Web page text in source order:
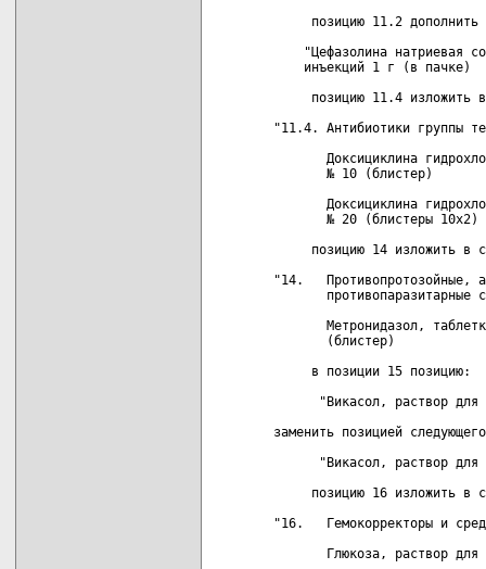
позицию 11.2 дополнить
"Цефазолина натриевая
    инъекций 1 г (в пачке)
позицию 11.4 изложить
"11.4. Антибиотики группы
Доксициклина
       № 10 (блистер)
Доксициклина
№ 20 (блистеры 10х2)
позицию 14 изложить в
"14.   Противопротозойные,
противопаразитарные
Метронидазол,
       (блистер)
     в позиции 15 позицию:
"Викасол, раствор для
заменить позицией
"Викасол, раствор для
позицию 16 изложить в
"16.   Гемокорректоры и
Глюкоза, раствор для